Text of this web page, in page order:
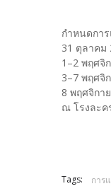
กำหนดกา
31 ตุลาคม
1–2 พฤศจิ
3–7 พฤศจิ
8 พฤศจิกา
ณ โรงละ
Tags: การ